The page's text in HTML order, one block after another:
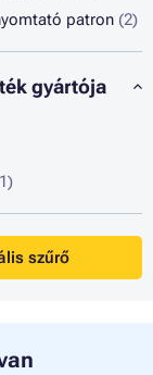
patron (2)
gyártója
szűrő